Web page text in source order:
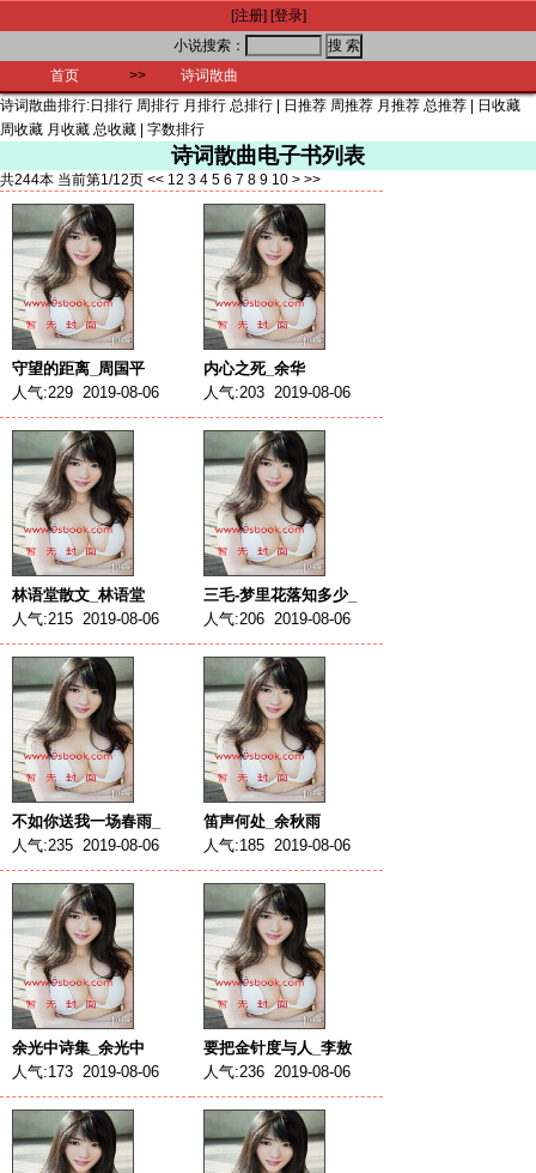
[注册] [登录]
小说搜索：
首页
>>
诗词散曲
诗词散曲排行:日排行 周排行 月排行 总排行 日推荐 周推荐 月推荐 总推荐
日收藏
周收藏 月收藏 总收藏 字数排行
诗词散曲电子书列表
共244本 当前第1/12页 << 12 3 4 5 6 7 8 9 10 > >>
守望的距离_周国平
人气:229 2019-08-06
内心之死_余华
人气:203 2019-08-06
林语堂散文_林语堂
人气:215 2019-08-06
三毛-梦里花落知多少_
人气:206 2019-08-06
不如你送我一场春雨_
人气:235 2019-08-06
笛声何处_余秋雨
人气:185 2019-08-06
余光中诗集_余光中
人气:173 2019-08-06
要把金针度与人_李敖
人气:236 2019-08-06